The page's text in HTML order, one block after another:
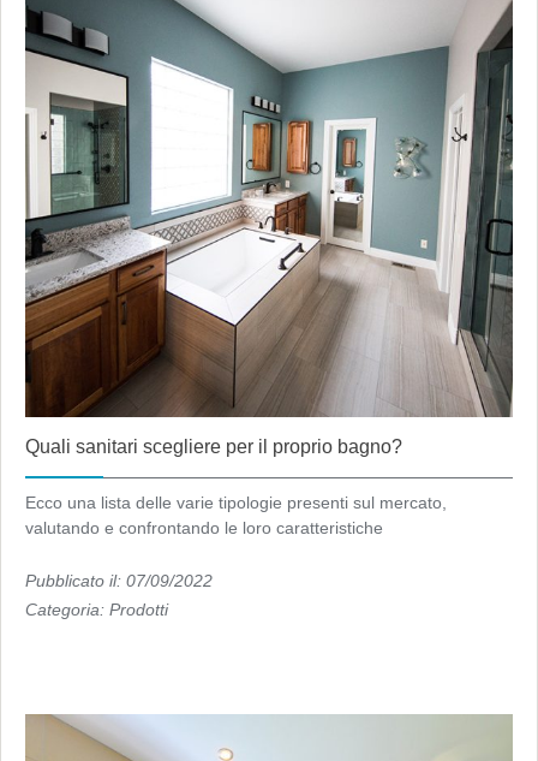
Quali sanitari scegliere per il proprio bagno?
Ecco una lista delle varie tipologie presenti sul mercato,
valutando e confrontando le loro caratteristiche
Pubblicato il: 07/09/2022
Categoria: Prodotti